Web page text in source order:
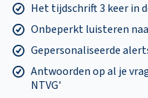
Het tijdschrift 3 keer in
Onbeperkt luisteren
Gepersonaliseerde
Antwoorden op al je
NTVG'